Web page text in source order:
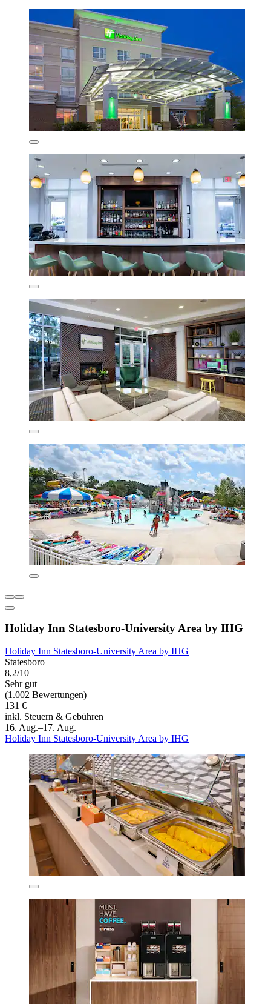
Holiday Inn Statesboro-University Area by IHG
Holiday Inn Statesboro-University Area by IHG
Statesboro
8,2/10
Sehr gut
(1.002 Bewertungen)
131 €
inkl. Steuern & Gebühren
16. Aug.–17. Aug.
Holiday Inn Statesboro-University Area by IHG